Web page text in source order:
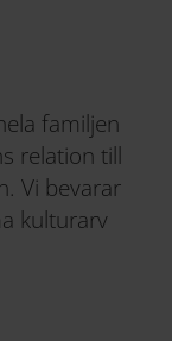
familjen
relation till
Vi bevarar
kulturarv